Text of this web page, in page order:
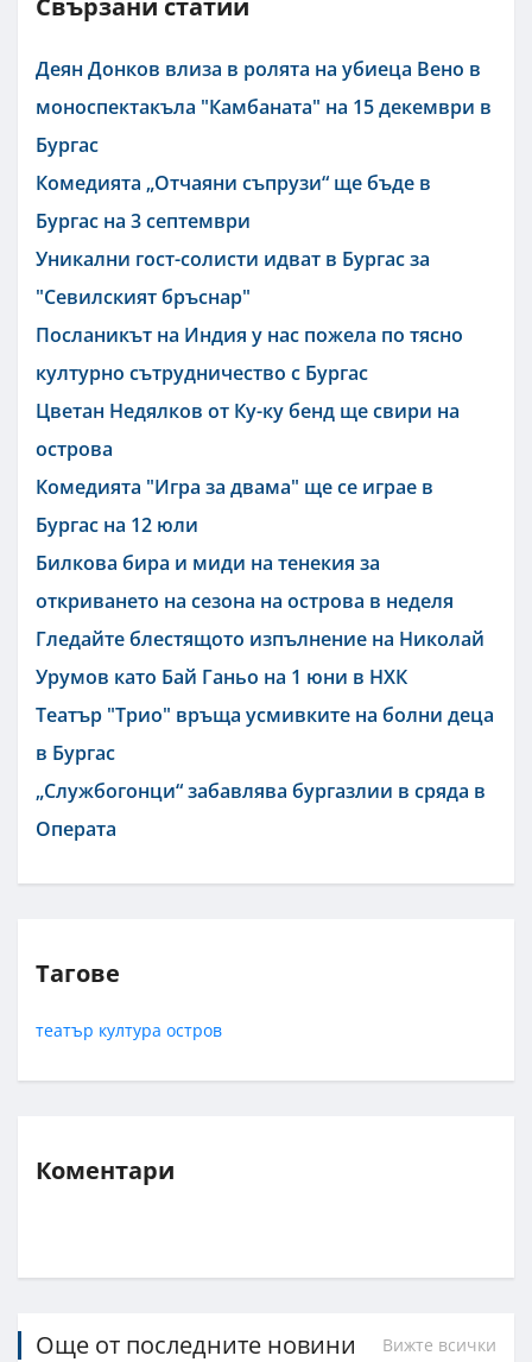
Свързани статии
Деян Донков влиза в ролята на убиеца Вено в
моноспектакъла "Камбаната" на 15 декември в
Бургас
Комедията „Отчаяни съпрузи“ ще бъде в
Бургас на 3 септември
Уникални гост-солисти идват в Бургас за
"Севилският бръснар"
Посланикът на Индия у нас пожела по тясно
културно сътрудничество с Бургас
Цветан Недялков от Ку-ку бенд ще свири на
острова
Комедията "Игра за двама" ще се играе в
Бургас на 12 юли
Билкова бира и миди на тенекия за
откриването на сезона на острова в неделя
Гледайте блестящото изпълнение на Николай
Урумов като Бай Ганьо на 1 юни в НХК
Театър "Трио" връща усмивките на болни деца
в Бургас
„Службогонци“ забавлява бургазлии в сряда в
Операта
Тагове
театър култура остров
Коментари
Още от последните новини Вижте всички